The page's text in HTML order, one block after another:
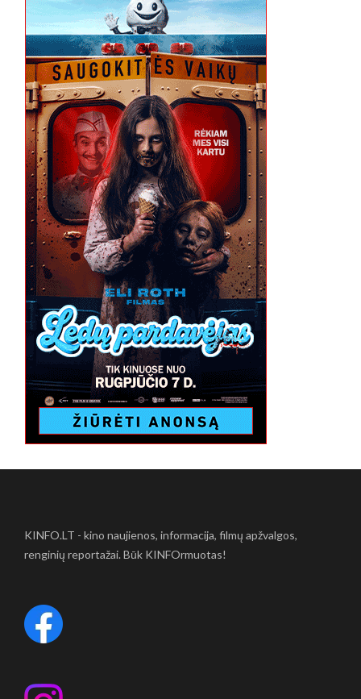
KINFO.LT - kino naujienos, informacija, filmų apžvalgos,
renginių reportažai. Būk KINFOrmuotas!